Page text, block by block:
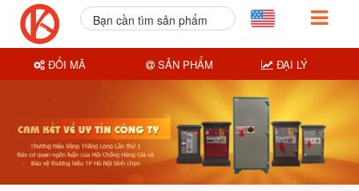
Bạn cần tìm sản phẩm
ĐỔI MÃ SẢN PHẨM ĐẠI LÝ